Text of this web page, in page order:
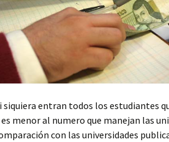
entran todos los estudiantes
menor al numero que manejan las
con las universidades